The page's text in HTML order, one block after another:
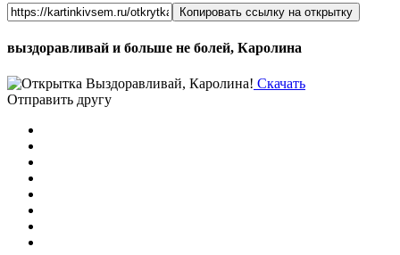
Копировать ссылку на открытку
выздоравливай и больше не болей, Каролина
Скачать
Отправить другу